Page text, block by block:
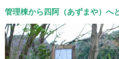
管理棟から四阿（あずまや）へ